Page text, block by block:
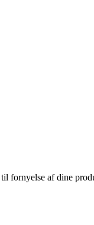
fornyelse af dine